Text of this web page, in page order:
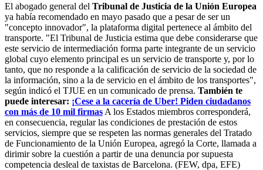
El abogado general del Tribunal de Justicia de la Unión Europea
ya había recomendado en mayo pasado que a pesar de ser un
"concepto innovador", la plataforma digital pertenece al ámbito del
transporte. "El Tribunal de Justicia estima que debe considerarse que
este servicio de intermediación forma parte integrante de un servicio
global cuyo elemento principal es un servicio de transporte y, por lo
tanto, que no responde a la calificación de servicio de la sociedad de
la información, sino a la de servicio en el ámbito de los transportes",
según indicó el TJUE en un comunicado de prensa. También te
puede interesar: ¡Cese a la cacería de Uber! Piden ciudadanos
con más de 10 mil firmas A los Estados miembros corresponderá,
en consecuencia, regular las condiciones de prestación de estos
servicios, siempre que se respeten las normas generales del Tratado
de Funcionamiento de la Unión Europea, agregó la Corte, llamada a
dirimir sobre la cuestión a partir de una denuncia por supuesta
competencia desleal de taxistas de Barcelona. (FEW, dpa, EFE)